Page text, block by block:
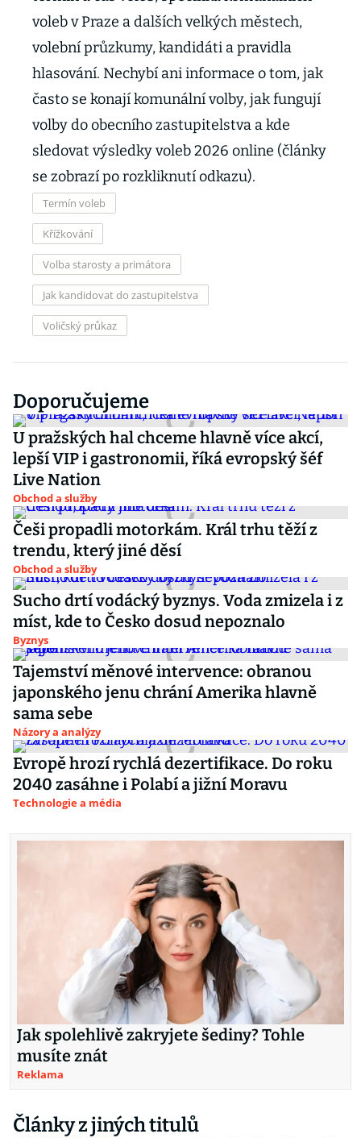
voleb v Praze a dalších velkých městech,
volební průzkumy, kandidáti a pravidla
hlasování. Nechybí ani informace o tom, jak
často se konají komunální volby, jak fungují
volby do obecního zastupitelstva a kde
sledovat výsledky voleb 2026 online (články
se zobrazí po rozkliknutí odkazu).
Termín voleb
Křížkování
Volba starosty a primátora
Jak kandidovat do zastupitelstva
Voličský průkaz
Doporučujeme
U pražských hal chceme hlavně více akcí,
lepší VIP i gastronomii, říká evropský šéf
Live Nation
Obchod a služby
Češi propadli motorkám. Král trhu těží z
trendu, který jiné děsí
Obchod a služby
Sucho drtí vodácký byznys. Voda zmizela i z
míst, kde to Česko dosud nepoznalo
Byznys
Tajemství měnové intervence: obranou
japonského jenu chrání Amerika hlavně
sama sebe
Názory a analýzy
Evropě hrozí rychlá dezertifikace. Do roku
2040 zasáhne i Polabí a jižní Moravu
Technologie a média
Jak spolehlivě zakryjete šediny? Tohle
musíte znát
Reklama
Články z jiných titulů